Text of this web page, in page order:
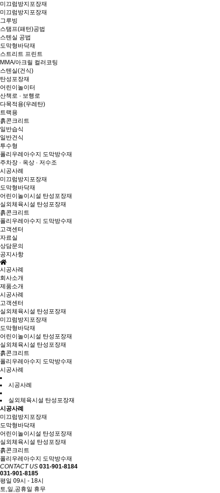
미끄럼방지포장재
미끄럼방지포장재
그루빙
스탬프(패턴)공법
스텐실 공법
도막형바닥재
스트리트 프린트
MMA/아크릴 컬러코팅
스텐실(건식)
탄성포장재
어린이놀이터
산책로 · 보행로
다목적용(우레탄)
트랙용
흙콘크리트
일반습식
일반건식
투수형
폴리우레아수지 도막방수재
주차장 · 옥상 · 저수조
시공사례
미끄럼방지포장재
도막형바닥재
어린이놀이시설 탄성포장재
실외체육시설 탄성포장재
흙콘크리트
폴리우레아수지 도막방수재
고객센터
자료실
상담문의
공지사항
시공사례
회사소개
제품소개
시공사례
고객센터
실외체육시설 탄성포장재
미끄럼방지포장재
도막형바닥재
어린이놀이시설 탄성포장재
실외체육시설 탄성포장재
흙콘크리트
폴리우레아수지 도막방수재
시공사례
시공사례
실외체육시설 탄성포장재
시공사례
미끄럼방지포장재
도막형바닥재
어린이놀이시설 탄성포장재
실외체육시설 탄성포장재
흙콘크리트
폴리우레아수지 도막방수재
CONTACT US 031-901-8184
031-901-8185
평일 09시 - 18시
토,일,공휴일 휴무